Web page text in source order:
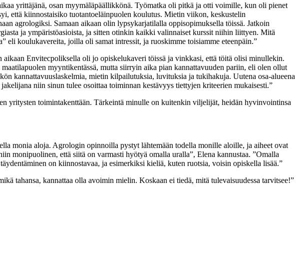
yrittäjänä, osan myymäläpäällikkönä. Työmatka oli pitkä ja otti voimille, kun oli pienet
että kiinnostaisiko tuotantoeläinpuolen koulutus. Mietin viikon, keskustelin
agrologiksi. Samaan aikaan olin lypsykarjatilalla oppisopimuksella töissä. Jatkoin
ja ympäristöasioista, ja sitten otinkin kaikki valinnaiset kurssit niihin liittyen. Mitä
eli koulukavereita, joilla oli samat intressit, ja ruoskimme toisiamme eteenpäin.”
Envitecpoliksella oli jo opiskelukaveri töissä ja vinkkasi, että töitä olisi minullekin.
myyntikentässä, mutta siirryin aika pian kannattavuuden pariin, eli olen ollut
kannattavuuslaskelmia, mietin kilpailutuksia, luvituksia ja tukihakuja. Uutena osa-alueena
niin sinun tulee osoittaa toiminnan kestävyys tiettyjen kriteerien mukaisesti.”
yritysten toimintakenttään. Tärkeintä minulle on kuitenkin viljelijät, heidän hyvinvointinsa
monia aloja. Agrologin opinnoilla pystyt lähtemään todella monille aloille, ja aiheet ovat
monipuolinen, että siitä on varmasti hyötyä omalla uralla”, Elena kannustaa. ”Omalla
on kiinnostavaa, ja esimerkiksi kieliä, kuten ruotsia, voisin opiskella lisää.”
tahansa, kannattaa olla avoimin mielin. Koskaan ei tiedä, mitä tulevaisuudessa tarvitsee!”